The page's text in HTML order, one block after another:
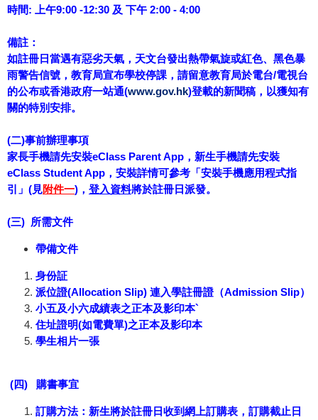
時間: 上午9:00 -12:30 及 下午 2:00 - 4:00
備註：
如註冊日當遇有惡劣天氣，天文台發出熱帶氣旋或紅色、黑色暴
雨警告信號，教育局宣布學校停課，請留意教育局於電台/電視台
的公布或香港政府一站通(www.gov.hk)登載的新聞稿，以獲知有
關的特別安排。
(二)事前辦理事項
家長手機請先安裝eClass Parent App，新生手機請先安裝
eClass Student App，安裝詳情可參考「安裝手機應用程式指
引」(見附件一)， 登入資料將於註冊日派發。
(三) 所需文件
帶備文件
身份証
派位證(Allocation Slip) 連入學註冊證（Admission Slip）
小五及小六成績表之正本及影印本`
住址證明(如電費單)之正本及影印本
學生相片一張
(四) 購書事宜
訂購方法：新生將於註冊日收到網上訂購表，訂購截止日